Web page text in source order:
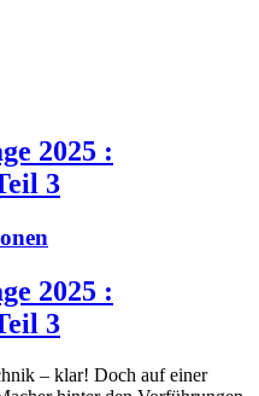
2025 :
3
2025 :
3
– klar! Doch auf einer